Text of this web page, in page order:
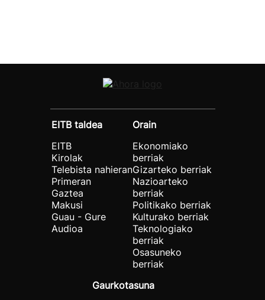
EITB taldea
EITB
Kirolak
Telebista nahieran
Primeran
Gaztea
Makusi
Guau - Gure
Audioa
Orain
Ekonomiako
berriak
Gizarteko berriak
Nazioarteko
berriak
Politikako berriak
Kulturako berriak
Teknologiako
berriak
Osasuneko
berriak
Gaurkotasuna